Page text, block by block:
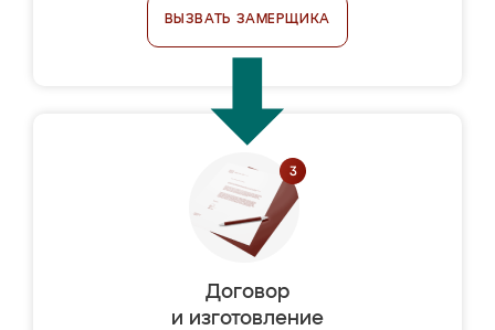
ВЫЗВАТЬ ЗАМЕРЩИКА
Договор
и изготовление